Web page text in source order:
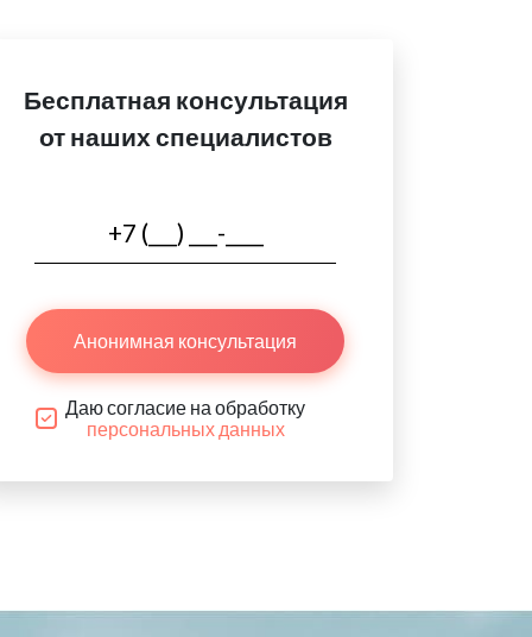
Бесплатная консультация
от наших специалистов
Анонимная консультация
Даю согласие на обработку
персональных данных